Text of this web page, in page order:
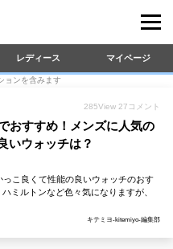
レディース マイページ
ョンを含みます
285View 27 コメント
おすすめ！メンズに人気の
いウォッチは？
こ良くて性能の良いウォッチのおす
ミルトンなど色々気になりますが、
キテミヨ-kitemiyo-編集部